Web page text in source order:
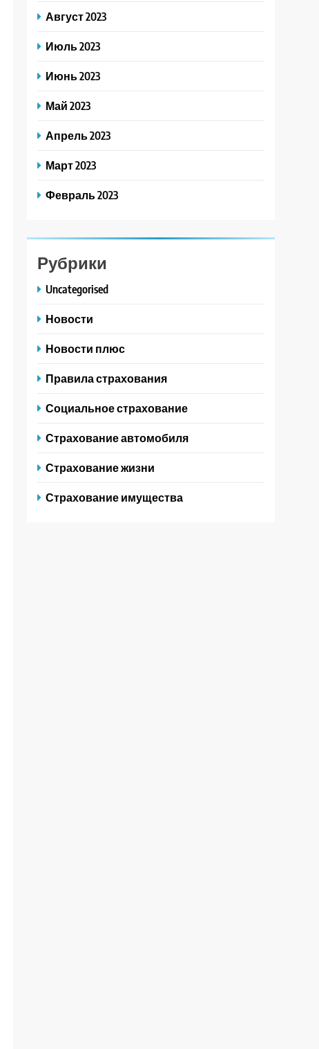
Август 2023
Июль 2023
Июнь 2023
Май 2023
Апрель 2023
Март 2023
Февраль 2023
Рубрики
Uncategorised
Новости
Новости плюс
Правила страхования
Социальное страхование
Страхование автомобиля
Страхование жизни
Страхование имущества